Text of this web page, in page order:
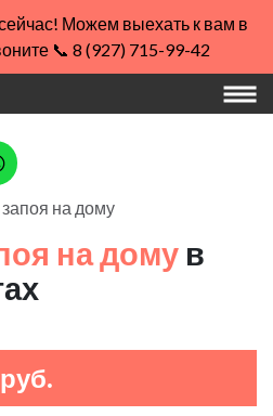
Можем выехать к вам в
📞 8 (927) 715-99-42
на дому
на дому в